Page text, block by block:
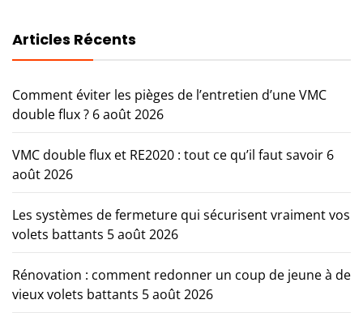
Articles Récents
Comment éviter les pièges de l’entretien d’une VMC
double flux ? 6 août 2026
VMC double flux et RE2020 : tout ce qu’il faut savoir 6
août 2026
Les systèmes de fermeture qui sécurisent vraiment vos
volets battants 5 août 2026
Rénovation : comment redonner un coup de jeune à de
vieux volets battants 5 août 2026